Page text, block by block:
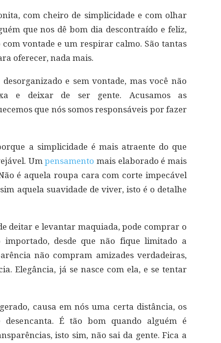
com cheiro de simplicidade e com olhar
que nos dê bom dia descontraído e feliz,
vontade e um respirar calmo. São tantas
oferecer, nada mais.
e sem vontade, mas você não
e deixar de ser gente. Acusamos as
que nós somos responsáveis por fazer
a simplicidade é mais atraente do que
Umpensamento mais elaborado é mais
é aquela roupa cara com corte impecável
aquela suavidade de viver, isto é o detalhe
deitar e levantar maquiada, pode comprar o
desde que não fique limitado a
não compram amizades verdadeiras,
Elegância, já se nasce com ela, e se tentar
causa em nós uma certa distância, os
É tão bom quando alguém é
isto sim, não sai da gente. Fica a